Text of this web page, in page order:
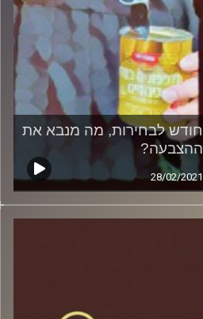
חודש לבחירות, מה מנבא את
ההצבעה?
28/02/2021